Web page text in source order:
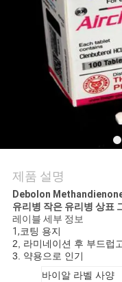
경
우
사
제품 설명
Debolon
유리병 작은 유리병 상표
레이블 세부 정보
1,코팅 용지
2, 라미네이션 후 부드럽
3. 약용으로 인기
바이알 라벨 사양